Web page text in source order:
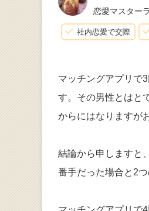
恋愛マスター
社内恋愛で交際
マッチングアプリで
す。その男性とはと
からにはなりますが
結論から申しますと
番手だった場合と2